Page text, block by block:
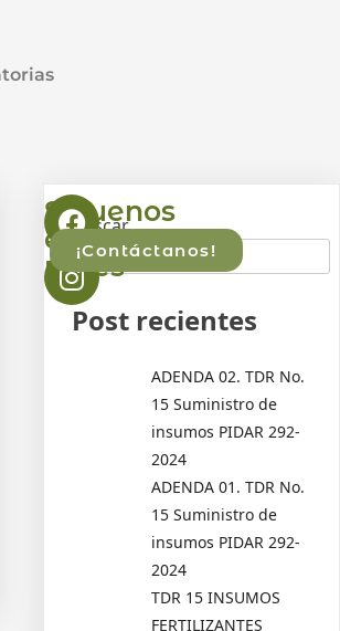
Buscar
Post recientes
ADENDA 02. TDR No.
15 Suministro de
insumos PIDAR 292-
2024
ADENDA 01. TDR No.
15 Suministro de
insumos PIDAR 292-
2024
TDR 15 INSUMOS
FERTILIZANTES
Síguenos
en
redes
¡Contáctanos!